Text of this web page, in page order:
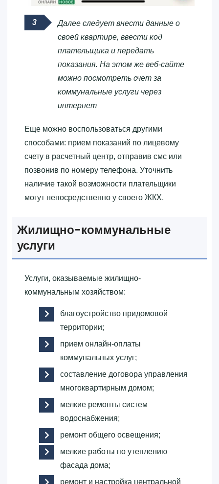
Далее следует внести данные о
своей квартире, ввести код
плательщика и передать
показания. На этом же веб-сайте
можно посмотреть счет за
коммунальные услуги через
интернет
Еще можно воспользоваться другими
способами: прием показаний по лицевому
счету в расчетный центр, отправив смс или
позвонив по номеру телефона. Уточнить
наличие такой возможности плательщики
могут непосредственно у своего ЖКХ.
Жилищно-коммунальные
услуги
Услуги, оказываемые жилищно-
коммунальным хозяйством:
благоустройство придомовой
территории;
прием онлайн-оплаты
коммунальных услуг;
составление договора управления
многоквартирным домом;
мелкие ремонты систем
водоснабжения;
ремонт общего освещения;
мелкие работы по утеплению
фасада дома;
ремонт и настройка центральной